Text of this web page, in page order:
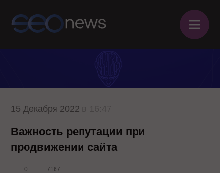
≡
15 Декабря 2022
Важность репутации при
продвижении сайта
0 7167